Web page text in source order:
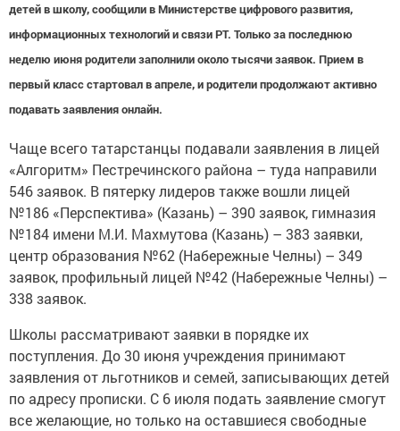
детей в школу, сообщили в Министерстве цифрового развития,
информационных технологий и связи РТ. Только за последнюю
неделю июня родители заполнили около тысячи заявок. Прием в
первый класс стартовал в апреле, и родители продолжают активно
подавать заявления онлайн.
Чаще всего татарстанцы подавали заявления в лицей
«Алгоритм» Пестречинского района – туда направили
546 заявок. В пятерку лидеров также вошли лицей
№186 «Перспектива» (Казань) – 390 заявок, гимназия
№184 имени М.И. Махмутова (Казань) – 383 заявки,
центр образования №62 (Набережные Челны) – 349
заявок, профильный лицей №42 (Набережные Челны) –
338 заявок.
Школы рассматривают заявки в порядке их
поступления. До 30 июня учреждения принимают
заявления от льготников и семей, записывающих детей
по адресу прописки. С 6 июля подать заявление смогут
все желающие, но только на оставшиеся свободные